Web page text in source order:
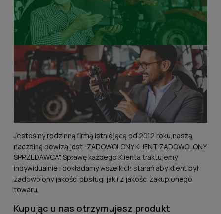
Jesteśmy rodzinną firmą istniejącą od 2012 roku,naszą
naczelną dewizą jest "ZADOWOLONY KLIENT ZADOWOLONY
SPRZEDAWCA". Sprawę każdego Klienta traktujemy
indywidualnie i dokładamy wszelkich starań aby klient był
zadowolony jakości obsługi jak i z jakości zakupionego
towaru.
Kupując u nas otrzymujesz produkt